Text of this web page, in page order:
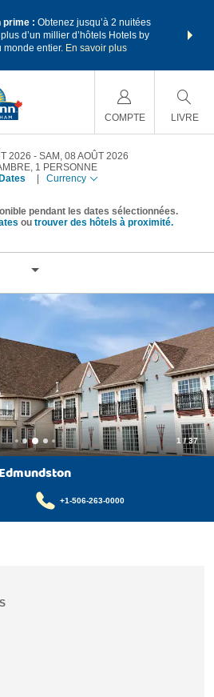
prime : Obtenez jusqu’à 2 nuitées
d’un millier d’hôtels Hotels by
monde entier. En savoir plus
forfaits
COMPTE LIVRE
2026
SAM, 08 AOÛT 2026
, 1 PERSONNE
Currency
pendant les dates sélectionnées.
ou trouver des hôtels à proximité.
1 /37
+1-506-263-0000